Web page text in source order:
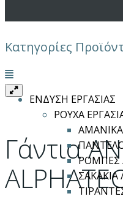
Κατηγορίες
Μενού
ΕΝΔΥΣΗ ΕΡΓΑΣΙΑΣ
ΡΟΥΧΑ
ΡΟΜΠΕΣ
ΣΑΚΑΚΙΑ
Γάντια